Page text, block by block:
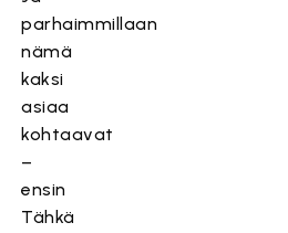
parhaimmillaan
nämä
kaksi
asiaa
kohtaavat
–
ensin
Tähkä